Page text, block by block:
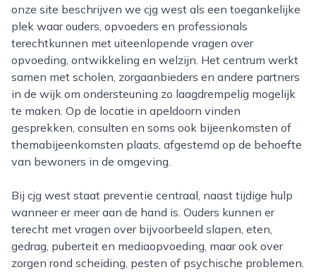
onze site beschrijven we cjg west als een toegankelijke
plek waar ouders, opvoeders en professionals
terechtkunnen met uiteenlopende vragen over
opvoeding, ontwikkeling en welzijn. Het centrum werkt
samen met scholen, zorgaanbieders en andere partners
in de wijk om ondersteuning zo laagdrempelig mogelijk
te maken. Op de locatie in apeldoorn vinden
gesprekken, consulten en soms ook bijeenkomsten of
themabijeenkomsten plaats, afgestemd op de behoefte
van bewoners in de omgeving.
Bij cjg west staat preventie centraal, naast tijdige hulp
wanneer er meer aan de hand is. Ouders kunnen er
terecht met vragen over bijvoorbeeld slapen, eten,
gedrag, puberteit en mediaopvoeding, maar ook over
zorgen rond scheiding, pesten of psychische problemen.